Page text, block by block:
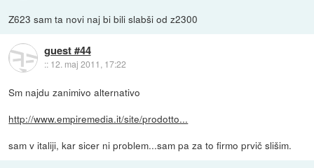
Z623 sam ta novi naj bi bili slabši od z2300
guest #44
:: 12. maj 2011, 17:22
Sm najdu zanimivo alternativo
http://www.empiremedia.it/site/prodotto...
sam v italiji, kar sicer ni problem...sam pa za to firmo prvič slišim.